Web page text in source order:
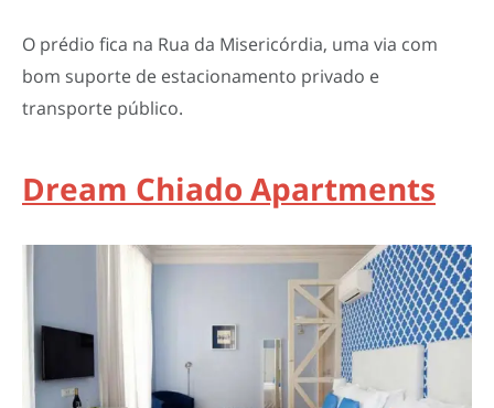
O prédio fica na Rua da Misericórdia, uma via com
bom suporte de estacionamento privado e
transporte público.
Dream Chiado Apartments